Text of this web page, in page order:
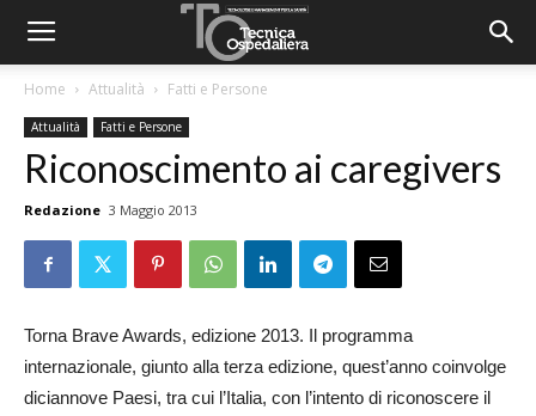
Home Attualità Fatti e Persone
Attualità Fatti e Persone
Riconoscimento ai caregivers
Redazione 3 Maggio 2013
Torna Brave Awards, edizione 2013. Il programma
internazionale, giunto alla terza edizione, quest’anno coinvolge
diciannove Paesi, tra cui l’Italia, con l’intento di riconoscere il